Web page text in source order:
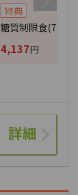
特典
糖質制限食(7食セ…
4,137円
詳細